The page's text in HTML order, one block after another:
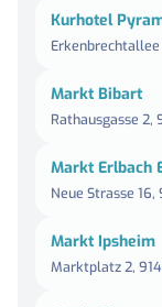
Kurhotel
Markt Bibart
Rathausgasse 2,
Markt Erlbach
Neue Strasse
Markt Ipsheim
Marktplatz 2,